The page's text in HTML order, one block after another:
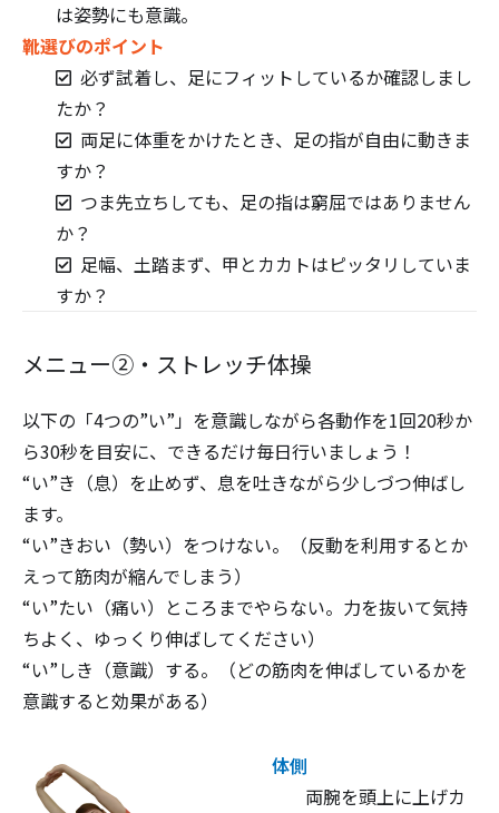
は姿勢にも意識。
靴選びのポイント
必ず試着し、足にフィットしているか確認しまし
たか？
両足に体重をかけたとき、足の指が自由に動きま
すか？
つま先立ちしても、足の指は窮屈ではありません
か？
足幅、土踏まず、甲とカカトはピッタリしていま
すか？
メニュー②・ストレッチ体操
以下の「4つの”い”」を意識しながら各動作を1回20秒か
ら30秒を目安に、できるだけ毎日行いましょう！
“い”き（息）を止めず、息を吐きながら少しづつ伸ばし
ます。
“い”きおい（勢い）をつけない。（反動を利用するとか
えって筋肉が縮んでしまう）
“い”たい（痛い）ところまでやらない。力を抜いて気持
ちよく、ゆっくり伸ばしてください）
“い”しき（意識）する。（どの筋肉を伸ばしているかを
意識すると効果がある）
体側
両腕を頭上に上げカ